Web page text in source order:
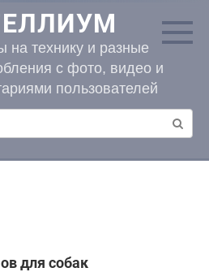
на технику и разные
с фото, видео и
пользователей
для собак